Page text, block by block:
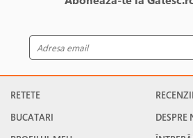
RETETE
BUCATARI
RECENZII
DESPRE